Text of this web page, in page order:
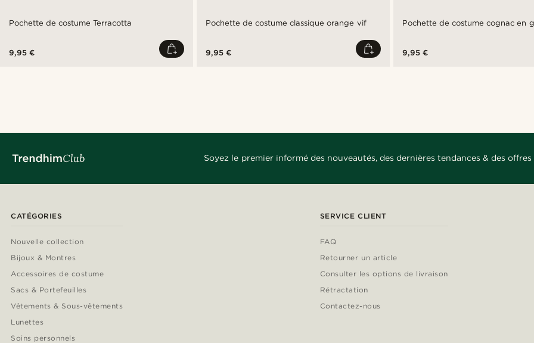
Pochette de costume Terracotta
9,95 €
Pochette de costume classique orange vif
9,95 €
Pochette de costume cognac en
9,95 €
Soyez le premier informé des nouveautés, des dernières tendances & des offres
CATÉGORIES
Nouvelle collection
Bijoux & Montres
Accessoires de costume
Sacs & Portefeuilles
Vêtements & Sous-vêtements
Lunettes
Soins personnels
SERVICE CLIENT
FAQ
Retourner un article
Consulter les options de livraison
Rétractation
Contactez-nous